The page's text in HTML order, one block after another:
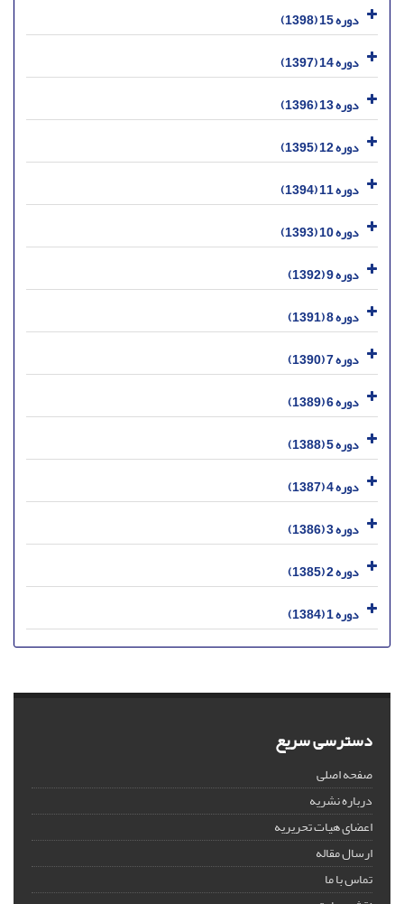
دوره 15 (1398)
دوره 14 (1397)
دوره 13 (1396)
دوره 12 (1395)
دوره 11 (1394)
دوره 10 (1393)
دوره 9 (1392)
دوره 8 (1391)
دوره 7 (1390)
دوره 6 (1389)
دوره 5 (1388)
دوره 4 (1387)
دوره 3 (1386)
دوره 2 (1385)
دوره 1 (1384)
دسترسی سریع
صفحه اصلی
درباره نشریه
اعضای هیات تحریریه
ارسال مقاله
تماس با ما